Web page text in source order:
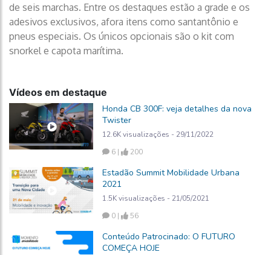
de seis marchas. Entre os destaques estão a grade e os
adesivos exclusivos, afora itens como santantônio e
pneus especiais. Os únicos opcionais são o kit com
snorkel e capota marítima.
Vídeos em destaque
Honda CB 300F: veja detalhes da nova
Twister
12.6K visualizações - 29/11/2022
6 |
200
Estadão Summit Mobilidade Urbana
2021
1.5K visualizações - 21/05/2021
0 |
56
Conteúdo Patrocinado: O FUTURO
COMEÇA HOJE